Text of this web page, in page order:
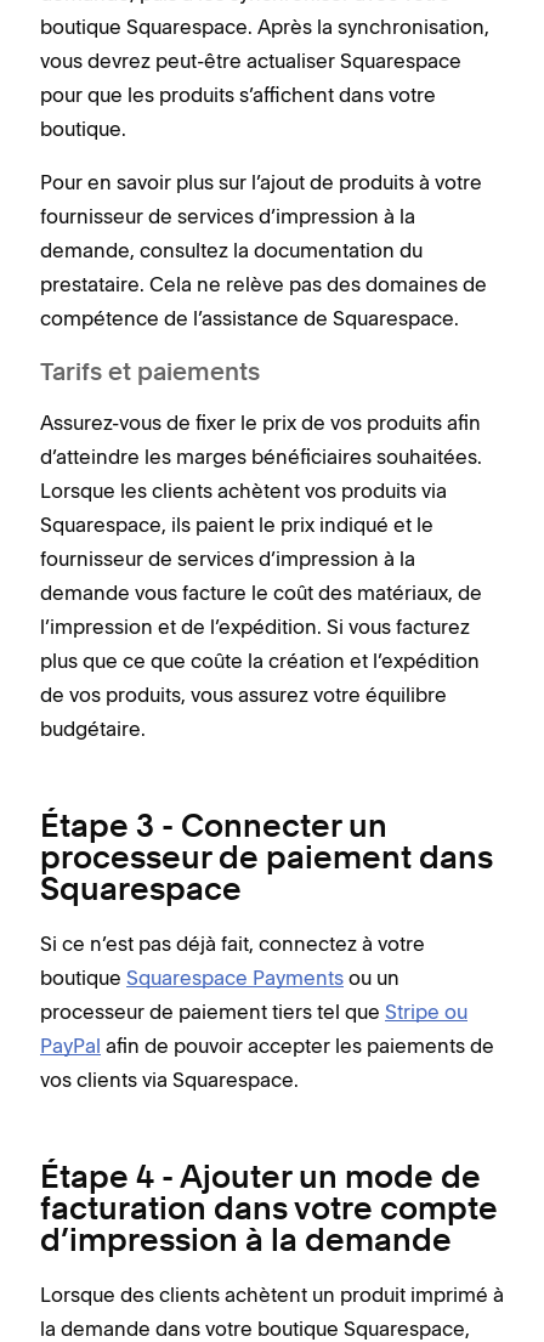
boutique Squarespace. Après la synchronisation,
vous devrez peut-être actualiser Squarespace
pour que les produits s’affichent dans votre
boutique.
Pour en savoir plus sur l’ajout de produits à votre
fournisseur de services d’impression à la
demande, consultez la documentation du
prestataire. Cela ne relève pas des domaines de
compétence de l’assistance de Squarespace.
Tarifs et paiements
Assurez-vous de fixer le prix de vos produits afin
d’atteindre les marges bénéficiaires souhaitées.
Lorsque les clients achètent vos produits via
Squarespace, ils paient le prix indiqué et le
fournisseur de services d’impression à la
demande vous facture le coût des matériaux, de
l’impression et de l’expédition. Si vous facturez
plus que ce que coûte la création et l’expédition
de vos produits, vous assurez votre équilibre
budgétaire.
Étape 3 - Connecter un
processeur de paiement dans
Squarespace
Si ce n’est pas déjà fait, connectez à votre
boutique Squarespace Payments ou un
processeur de paiement tiers tel que Stripe ou
PayPal afin de pouvoir accepter les paiements de
vos clients via Squarespace.
Étape 4 - Ajouter un mode de
facturation dans votre compte
d’impression à la demande
Lorsque des clients achètent un produit imprimé à
la demande dans votre boutique Squarespace,